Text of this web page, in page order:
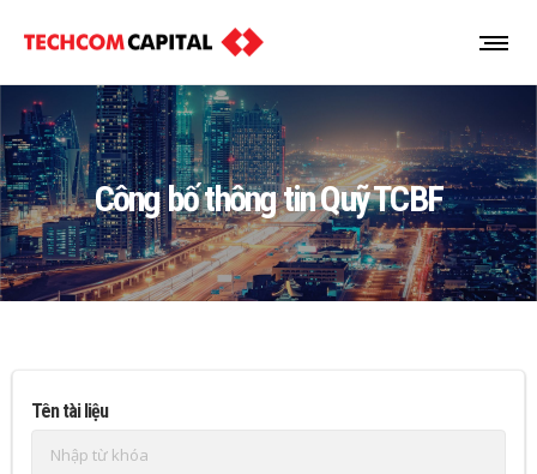
Công bố thông tin Quỹ TCBF
Tên tài liệu